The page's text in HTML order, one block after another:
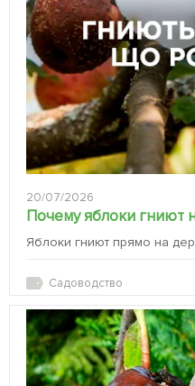
20/07/2026
Почему яблоки гниют
Яблоки гниют прямо на
Садоводство